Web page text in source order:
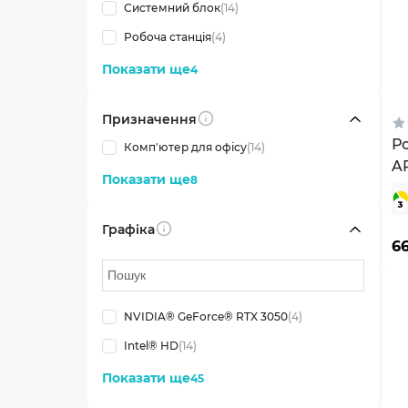
Системний блок(14)
Робоча станція(4)
Показати ще4
Призначення
Info
Комп'ютер для офісу(14)
Показати ще8
Графіка Info
NVIDIA® GeForce® RTX 3050(4)
Intel® HD(14)
Показати ще45